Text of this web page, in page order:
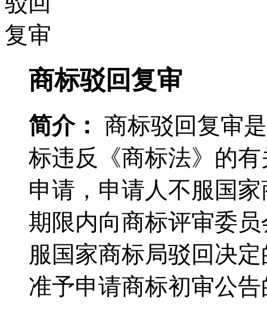
商标驳回复审
简介： 商标驳回复审
标违反《商标法》的
申请，申请人不服国
期限内向商标评审委
服国家商标局驳回决
准予申请商标初审公